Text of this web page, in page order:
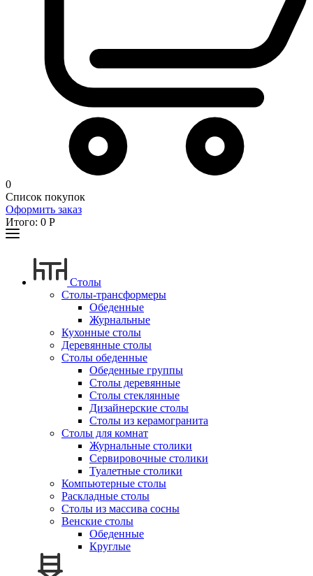
0
Список покупок
Оформить заказ
Итого: 0 Р
Столы
Столы-трансформеры
Обеденные
Журнальные
Кухонные столы
Деревянные столы
Столы обеденные
Обеденные группы
Столы деревянные
Столы стеклянные
Дизайнерские столы
Столы из керамогранита
Столы для комнат
Журнальные столики
Сервировочные столики
Туалетные столики
Компьютерные столы
Раскладные столы
Столы из массива сосны
Венские столы
Обеденные
Круглые